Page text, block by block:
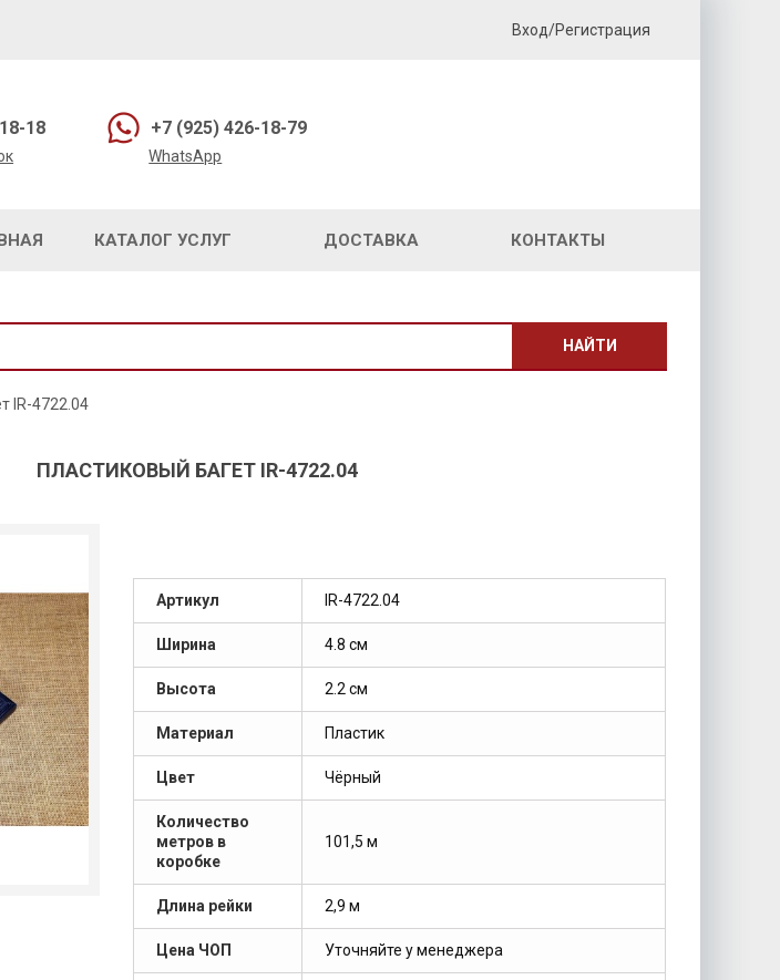
Вход/Регистрация
18 +7 (925) 426-18-79
WhatsApp
КАТАЛОГ УСЛУГ ДОСТАВКА КОНТАКТЫ
НАЙТИ
IR-4722.04
ПЛАСТИКОВЫЙ БАГЕТ IR-4722.04
Артикул IR-4722.04
Ширина 4.8 см
Высота 2.2 см
Материал Пластик
Цвет Чёрный
Количество
метров в
коробке
101,5 м
Длина рейки 2,9 м
Цена ЧОП Уточняйте у менеджера